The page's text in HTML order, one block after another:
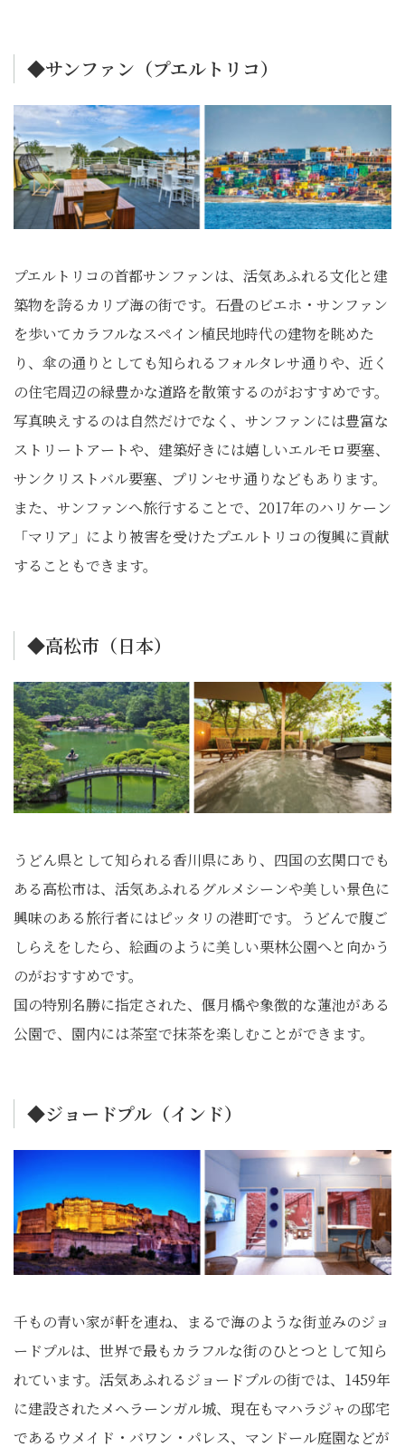
◆サンファン（プエルトリコ）
プエルトリコの首都サンファンは、活気あふれる文化と建
築物を誇るカリブ海の街です。石畳のビエホ・サンファン
を歩いてカラフルなスペイン植民地時代の建物を眺めた
り、傘の通りとしても知られるフォルタレサ通りや、近く
の住宅周辺の緑豊かな道路を散策するのがおすすめです。
写真映えするのは自然だけでなく、サンファンには豊富な
ストリートアートや、建築好きには嬉しいエルモロ要塞、
サンクリストバル要塞、プリンセサ通りなどもあります。
また、サンファンへ旅行することで、2017年のハリケーン
「マリア」により被害を受けたプエルトリコの復興に貢献
することもできます。
◆高松市（日本）
うどん県として知られる香川県にあり、四国の玄関口でも
ある高松市は、活気あふれるグルメシーンや美しい景色に
興味のある旅行者にはピッタリの港町です。うどんで腹ご
しらえをしたら、絵画のように美しい栗林公園へと向かう
のがおすすめです。
国の特別名勝に指定された、偃月橋や象徴的な蓮池がある
公園で、園内には茶室で抹茶を楽しむことができます。
◆ジョードプル（インド）
千もの青い家が軒を連ね、まるで海のような街並みのジョ
ードプルは、世界で最もカラフルな街のひとつとして知ら
れています。活気あふれるジョードプルの街では、1459年
に建設されたメヘラーンガル城、現在もマハラジャの邸宅
であるウメイド・バワン・パレス、マンドール庭園などが